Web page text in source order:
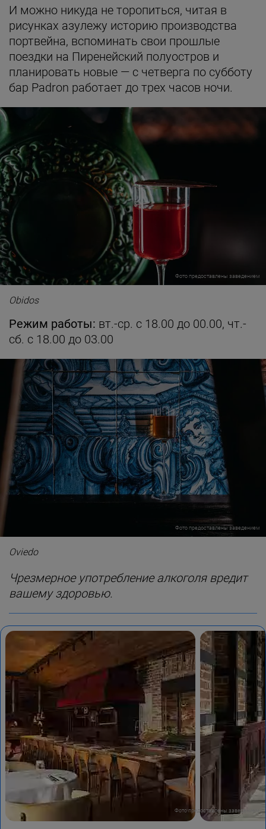
И можно никуда не торопиться, читая в
рисунках азулежу историю производства
портвейна, вспоминать свои прошлые
поездки на Пиренейский полуостров и
планировать новые — с четверга по субботу
бар Padron работает до трех часов ночи.
Фото предоставлены заведением
Obidos
Режим работы: вт.-ср. с 18.00 до 00.00, чт.-
сб. с 18.00 до 03.00
Фото предоставлены заведением
Oviedo
Чрезмерное употребление алкоголя вредит
вашему здоровью.
Фото предоставлены заведением